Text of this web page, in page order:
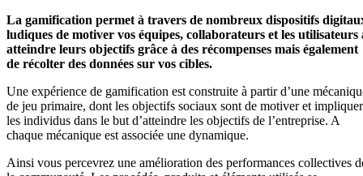
La gamification permet à travers de nombreux dispositifs
ludiques de motiver vos équipes, collaborateurs et les utilisateurs
atteindre leurs objectifs grâce à des récompenses mais également
de récolter des données sur vos cibles.
Une expérience de gamification est construite à partir d’une
de jeu primaire, dont les objectifs sociaux sont de motiver et impliquer
les individus dans le but d’atteindre les objectifs de l’entreprise. A
chaque mécanique est associée une dynamique.
Ainsi vous percevrez une amélioration des performances collectives